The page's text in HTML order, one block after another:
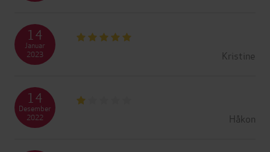
Kristine
14
Januar
2023
Håkon
14
Desember
2022